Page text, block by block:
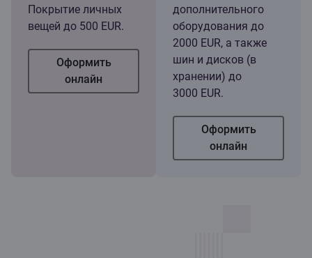
Покрытие личных
вещей до 500 EUR.
Оформить
онлайн
дополнительного
оборудования до
2000 EUR, а также
шин и дисков (в
хранении) до
3000 EUR.
Оформить
онлайн